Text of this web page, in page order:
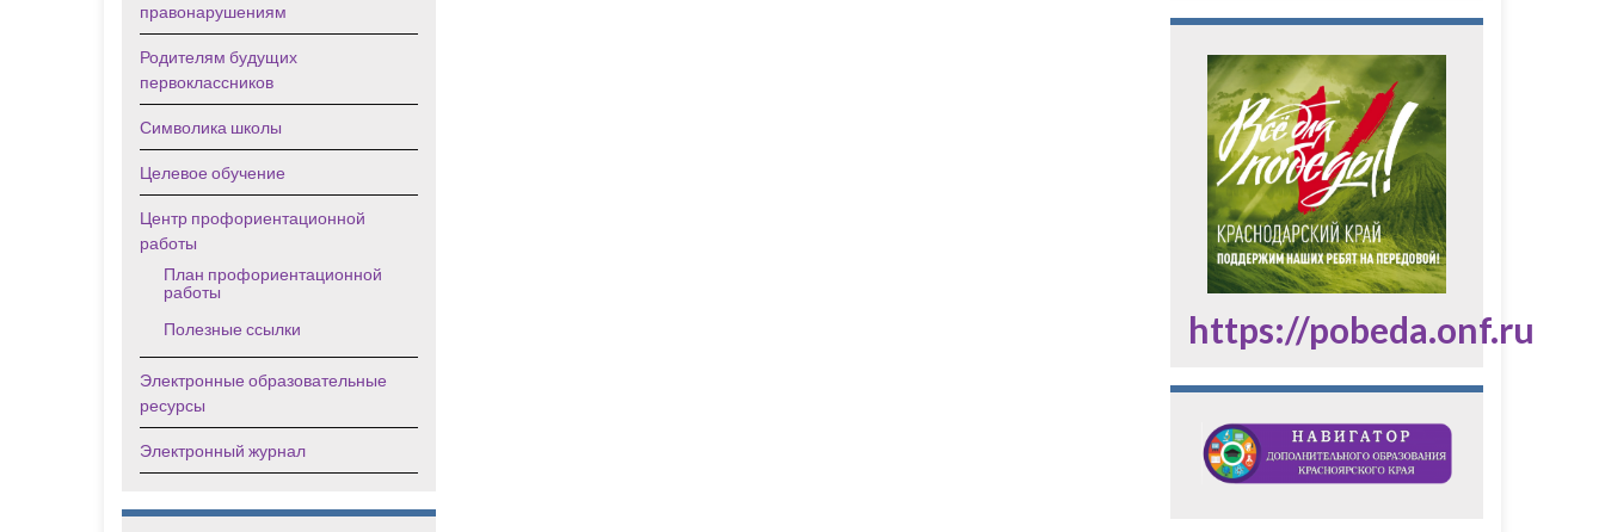
правонарушениям
Родителям будущих
первоклассников
Символика школы
Целевое обучение
Центр профориентационной
работы
План профориентационной
работы
Полезные ссылки
Электронные образовательные
ресурсы
Электронный журнал
https://pobeda.onf.ru